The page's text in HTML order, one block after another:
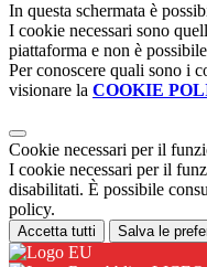
In questa schermata è
I cookie necessari sono
piattaforma e non è
Per conoscere quali sono i
visionare la COOKIE
Cookie necessari per il
I cookie necessari per il
disabilitati. È possibile
policy.
Accetta tutti Salva le